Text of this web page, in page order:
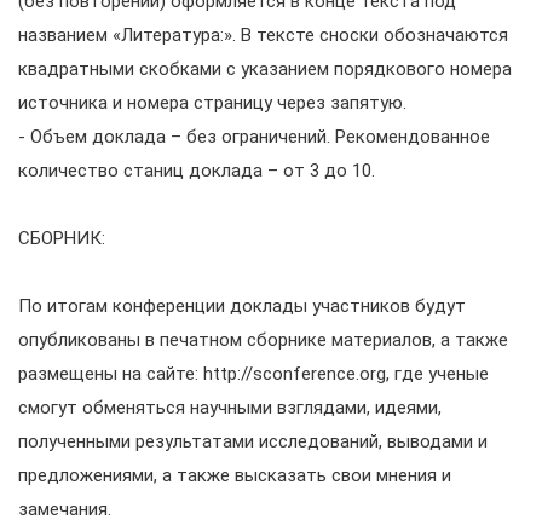
названием «Литература:». В тексте сноски обозначаются
квадратными скобками с указанием порядкового номера
источника и номера страницу через запятую.
- Объем доклада – без ограничений. Рекомендованное
количество станиц доклада – от 3 до 10.
СБОРНИК:
По итогам конференции доклады участников будут
опубликованы в печатном сборнике материалов, а также
размещены на сайте: http://sconference.org, где ученые
смогут обменяться научными взглядами, идеями,
полученными результатами исследований, выводами и
предложениями, а также высказать свои мнения и
замечания.